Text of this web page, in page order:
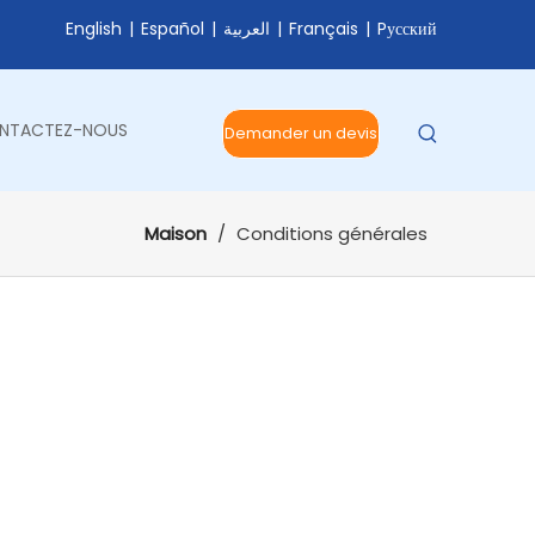
English | Español | العربية | Français | Pусский
NOUS Demander un devis
Maison / Conditions générales